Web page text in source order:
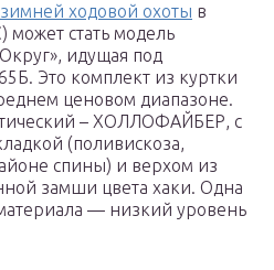
ходовой охоты в
может стать модель
идущая под
Это комплект из куртки
ценовом диапазоне.
– ХОЛЛОФАЙБЕР, с
(поливискоза,
спины) и верхом из
замши цвета хаки. Одна
— низкий уровень